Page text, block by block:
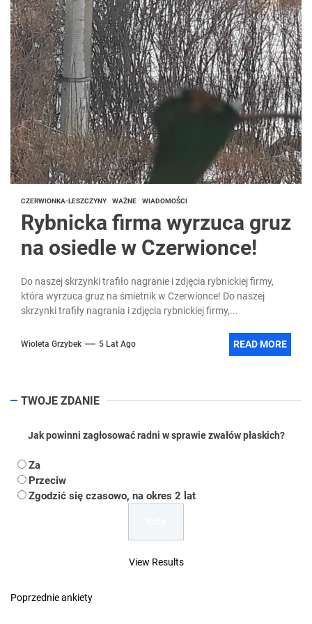
CZERWIONKA-LESZCZYNY WAŻNE WIADOMOŚCI
Rybnicka firma wyrzuca gruz
na osiedle w Czerwionce!
Do naszej skrzynki trafiło nagranie i zdjęcia rybnickiej firmy,
która wyrzuca gruz na śmietnik w Czerwionce! Do naszej
skrzynki trafiły nagrania i zdjęcia rybnickiej firmy,...
Wioleta Grzybek 5 Lat Ago READ MORE
TWOJE ZDANIE
Jak powinni zagłosować radni w sprawie zwałów płaskich?
Za
Przeciw
Zgodzić się czasowo, na okres 2 lat
View Results
Poprzednie ankiety